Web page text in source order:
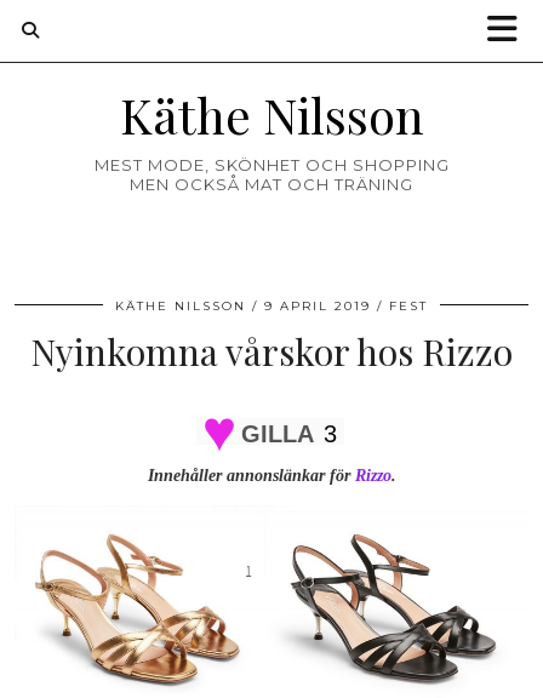
Käthe Nilsson
MEST MODE, SKÖNHET OCH SHOPPING
MEN OCKSÅ MAT OCH TRÄNING
KÄTHE NILSSON 9 APRIL 2019 FEST
Nyinkomna vårskor hos Rizzo
GILLA 3
Innehåller annonslänkar för Rizzo.